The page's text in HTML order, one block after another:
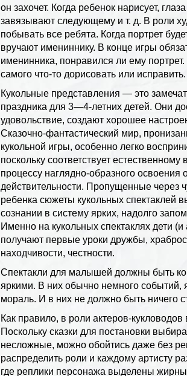
он захочет. Когда ребенок нарисует,
завязывают следующему и т. д. В роли
побывать все ребята. Когда портрет
вручают имениннику. В конце игры
именинника, понравился ли ему портрет.
самого что-то дорисовать или исправить.
Кукольные представления — это
праздника для 3—4-летних детей. Они
удовольствие, создают хорошее
Сказочно-фантастический мир,
кукольной игры, особенно легко
поскольку соответствует естественному
процессу наглядно-образного
действительности. Пропущенные через
ребенка сюжеты кукольных спектаклей
сознании в систему ярких, надолго
Именно на кукольных спектаклях дети (и
получают первые уроки дружбы,
находчивости, честности.
Спектакли для малышей должны быть
яркими. В них обычно немного событий,
мораль. И в них не должно быть ничего
Как правило, в роли актеров-
Поскольку сказки для постановки
несложные, можно обойтись даже без
распределить роли и каждому артисту
где реплики персонажа выделены